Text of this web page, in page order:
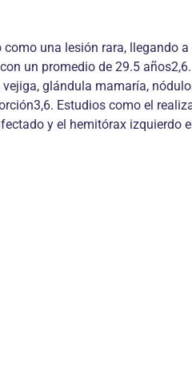
una lesión rara, llegando
un promedio de 29.5
glándula mamaría,
Estudios como el
y el hemitórax izquierdo